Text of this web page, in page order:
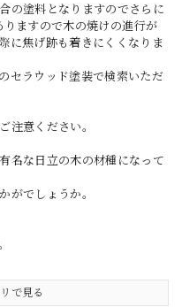
の塗料となりますのでさらに
ますので木の焼けの進行が
に焦げ跡も着きにくくなりま
セラウッド塗装で検索いただ
注意ください。
名な日立の木の材種になって
がでしょうか。
で見る